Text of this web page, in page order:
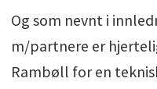
Og som nevnt i
m/partnere er
Rambøll for en